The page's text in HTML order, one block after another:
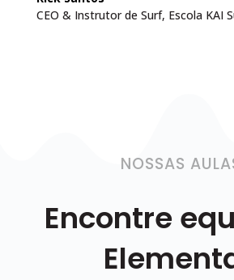
CEO & Instrutor de Surf, Escola KAI
NOSSAS
Encontre